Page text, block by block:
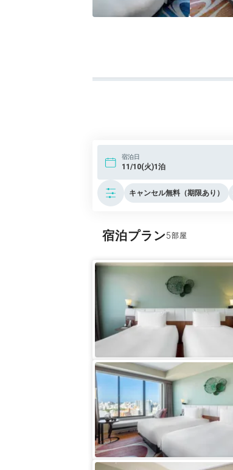
宿泊日
11/10(火)1泊
キャンセル無料（期限あり）
宿泊プラン5